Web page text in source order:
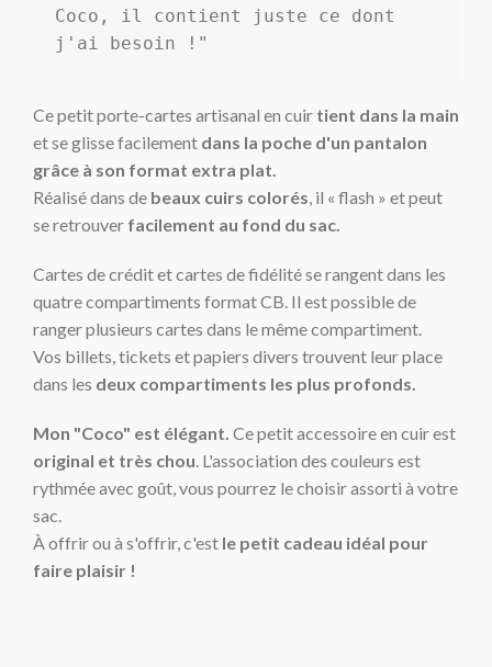
Coco, il contient juste ce dont
j'ai besoin !"
Ce petit porte-cartes artisanal en cuir tient dans la main
et se glisse facilement dans la poche d'un pantalon
grâce à son format extra plat.
Réalisé dans de beaux cuirs colorés, il « flash » et peut
se retrouver facilement au fond du sac.
Cartes de crédit et cartes de fidélité se rangent dans les
quatre compartiments format CB. Il est possible de
ranger plusieurs cartes dans le même compartiment.
Vos billets, tickets et papiers divers trouvent leur place
dans les deux compartiments les plus profonds.
Mon "Coco" est élégant.Ce petit accessoire en cuir est
original et très chou. L'association des couleurs est
rythmée avec goût, vous pourrez le choisir assorti à votre
sac.
À offrir ou à s'offrir, c'est le petit cadeau idéal pour
faire plaisir !